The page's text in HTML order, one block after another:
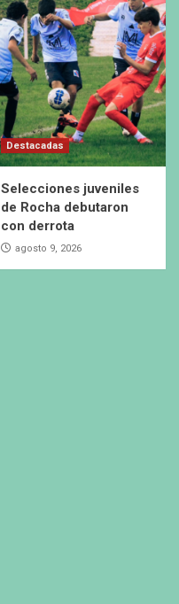
Destacadas
Selecciones juveniles
de Rocha debutaron
con derrota
agosto 9, 2026